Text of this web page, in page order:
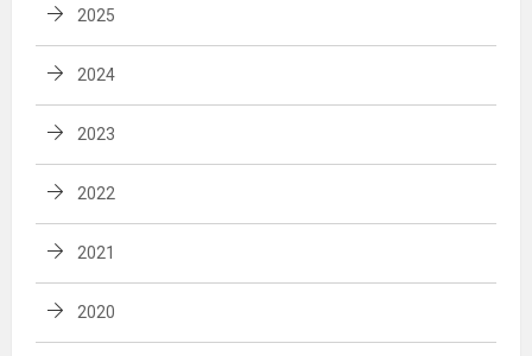
2025
2024
2023
2022
2021
2020